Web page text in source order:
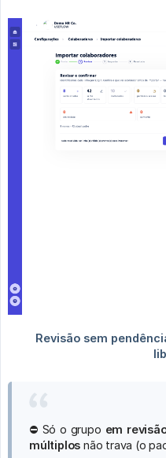
⛔ Só o grupo em
múltiplos não trava (o